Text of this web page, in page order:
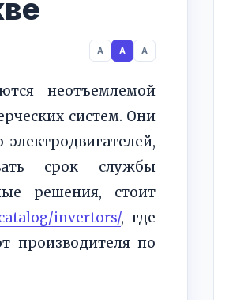
A A A
неотъемлемой
систем. Они
срок службы
решения, стоит
invertors/, где
производителя по